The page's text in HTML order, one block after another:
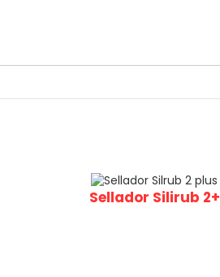
Sellador Silirub 2+